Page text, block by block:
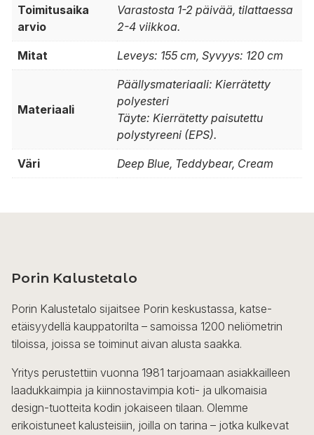
Toimitusaika
arvio
Varastosta 1-2 päivää, tilattaessa
2-4 viikkoa.
Mitat Leveys: 155 cm, Syvyys: 120 cm
Materiaali
Päällysmateriaali: Kierrätetty
polyesteri
Täyte: Kierrätetty paisutettu
polystyreeni (EPS).
Väri Deep Blue, Teddybear, Cream
Porin Kalustetalo
Porin Kalustetalo sijaitsee Porin keskustassa, katse-
etäisyydellä kauppatorilta – samoissa 1200 neliömetrin
tiloissa, joissa se toiminut aivan alusta saakka.
Yritys perustettiin vuonna 1981 tarjoamaan asiakkailleen
laadukkaimpia ja kiinnostavimpia koti- ja ulkomaisia
design-tuotteita kodin jokaiseen tilaan. Olemme
erikoistuneet kalusteisiin, joilla on tarina – jotka kulkevat